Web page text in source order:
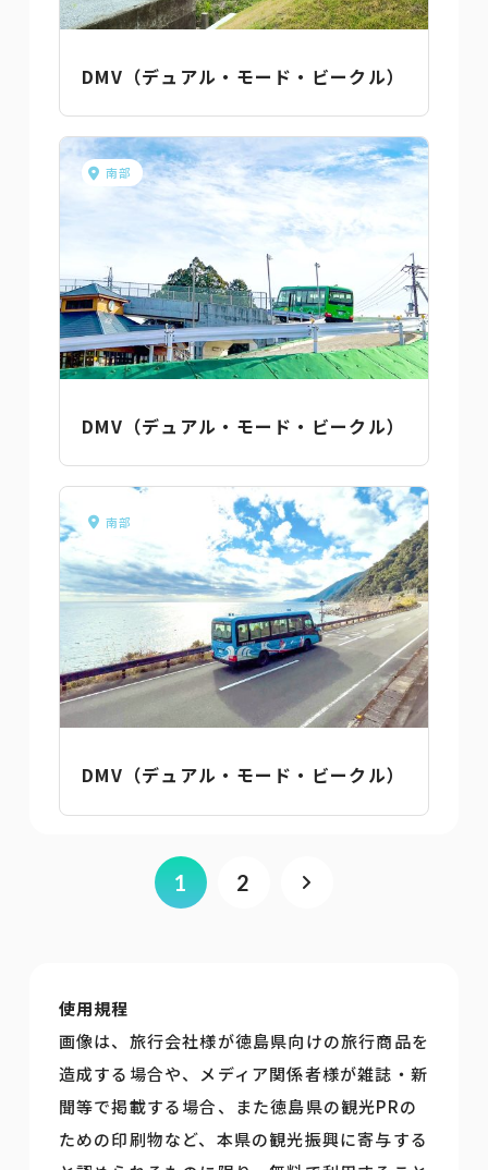
DMV（デュアル・モード・ビークル）
南部
DMV（デュアル・モード・ビークル）
南部
DMV（デュアル・モード・ビークル）
1 2
使用規程
画像は、旅行会社様が徳島県向けの旅行商品を
造成する場合や、メディア関係者様が雑誌・新
聞等で掲載する場合、また徳島県の観光PRの
ための印刷物など、本県の観光振興に寄与する